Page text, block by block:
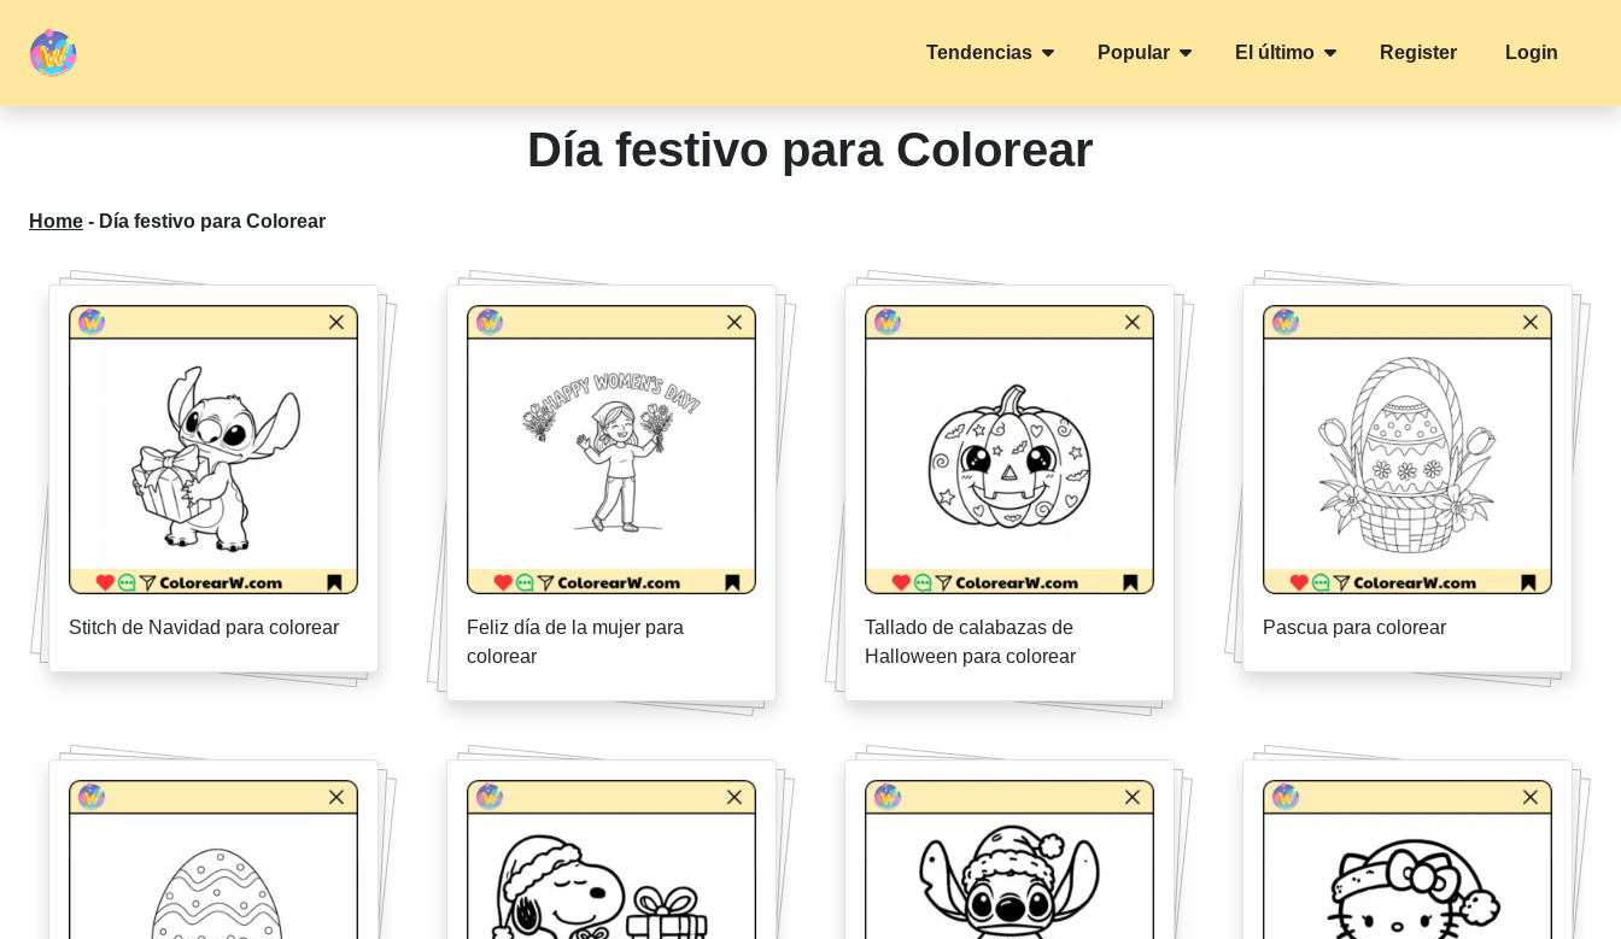
Tendencias Popular El último Register Login
Día festivo para Colorear
Home - Día festivo para Colorear
Stitch de Navidad para colorear
Feliz día de la mujer para
colorear
Tallado de calabazas de
Halloween para colorear
Pascua para colorear